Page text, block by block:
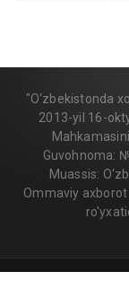
"O‘zbekistonda
2013-yil 16-
Guvohnoma:
Muassis:
Ommaviy